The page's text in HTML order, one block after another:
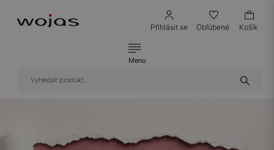
Přihlásit se Obľúbené Košík
Menu